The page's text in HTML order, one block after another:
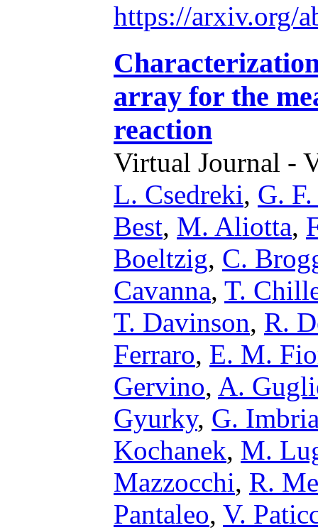
https://arxiv.org/
array for the
reaction
Virtual Journal -
L. Csedreki, G.
Best, M. Aliotta,
Boeltzig, C.
Cavanna, T.
T. Davinson, R.
Ferraro, E. M.
Gervino, A.
Gyurky, G.
Kochanek, M.
Mazzocchi, R.
Pantaleo, V.